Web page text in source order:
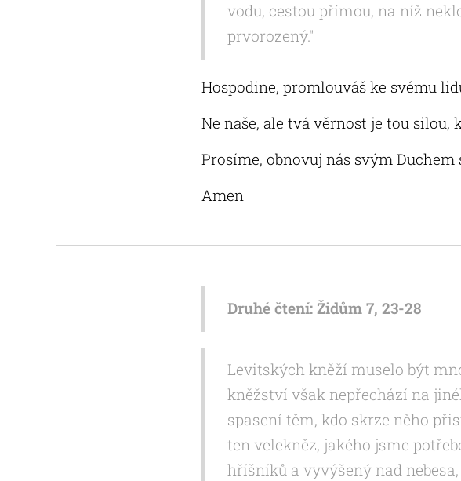
vodu, cestou přímou, na níž
prvorozený."
Hospodine, promlouváš ke svému
Ne naše, ale tvá věrnost je tou silou,
Prosíme, obnovuj nás svým
Amen
Druhé čtení: Židům 7, 23-28
Levitských kněží muselo být
kněžství však nepřechází na
spasení těm, kdo skrze něho
ten velekněz, jakého jsme
hříšníků a vyvýšený nad